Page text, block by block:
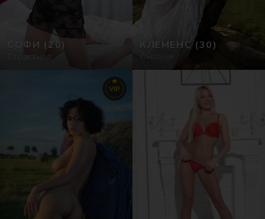
СОФИ (20)
Страстная
КЛЕМЕНС (30)
Онлайн
VIP